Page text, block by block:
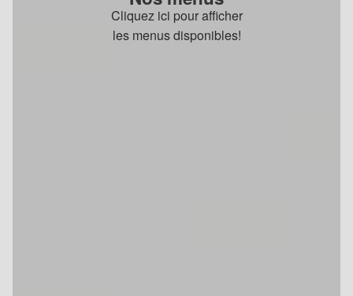
Cliquez ici pour afficher
les menus disponibles!